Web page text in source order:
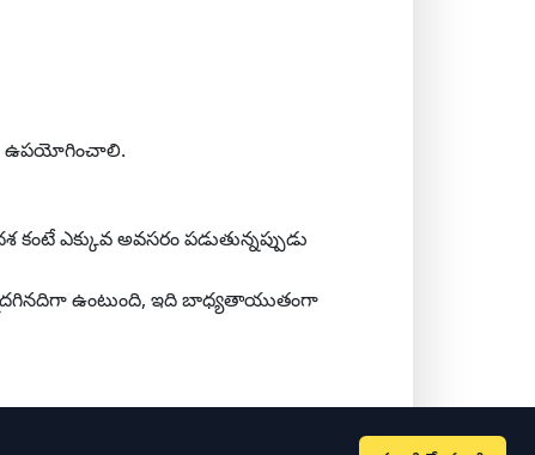
ఉపయోగించాలి.
అవసరం పడుతున్నప్పుడు
ఉంటుంది, ఇది బాధ్యతాయుతంగా